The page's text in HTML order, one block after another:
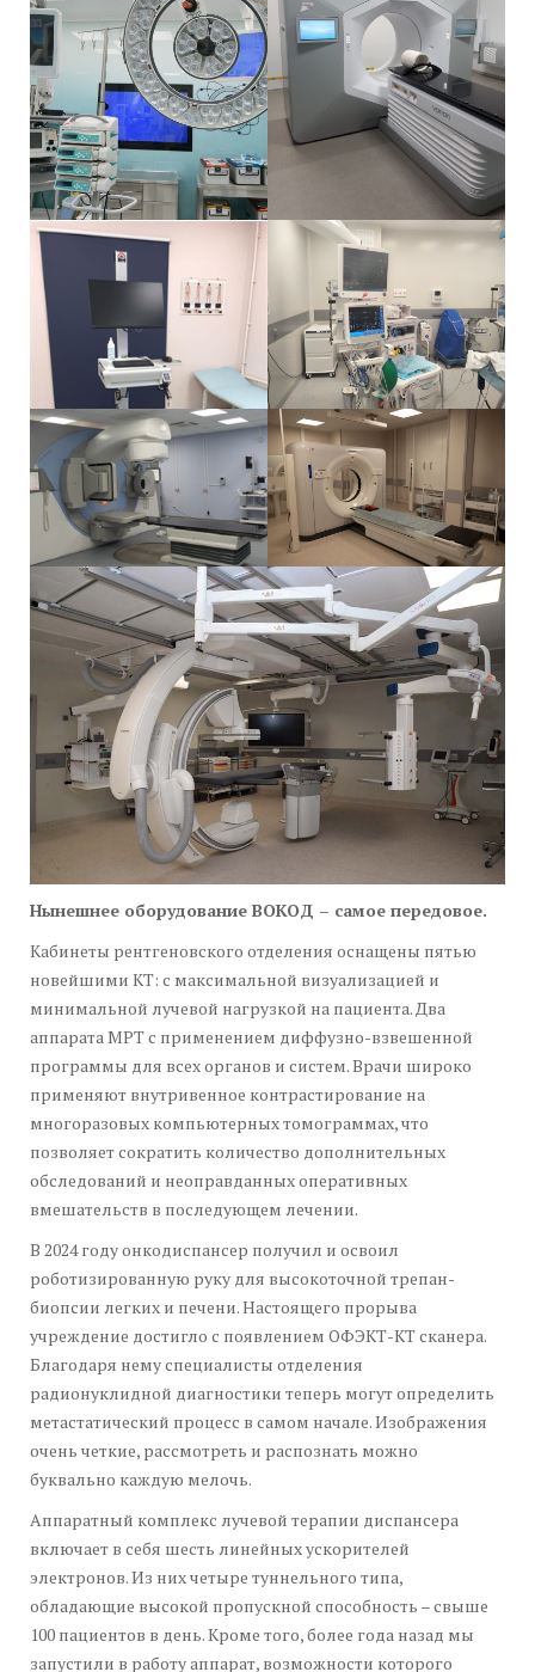
Нынешнее оборудование ВОКОД – самое передовое.
Кабинеты рентгеновского отделения оснащены пятью
новейшими КТ: с максимальной визуализацией и
минимальной лучевой нагрузкой на пациента. Два
аппарата МРТ с применением диффузно-взвешенной
программы для всех органов и систем. Врачи широко
применяют внутривенное контрастирование на
многоразовых компьютерных томограммах, что
позволяет сократить количество дополнительных
обследований и неоправданных оперативных
вмешательств в последующем лечении.
В 2024 году онкодиспансер получил и освоил
роботизированную руку для высокоточной трепан-
биопсии легких и печени. Настоящего прорыва
учреждение достигло с появлением ОФЭКТ-КТ сканера.
Благодаря нему специалисты отделения
радионуклидной диагностики теперь могут определить
метастатический процесс в самом начале. Изображения
очень четкие, рассмотреть и распознать можно
буквально каждую мелочь.
Аппаратный комплекс лучевой терапии диспансера
включает в себя шесть линейных ускорителей
электронов. Из них четыре туннельного типа,
обладающие высокой пропускной способность – свыше
100 пациентов в день. Кроме того, более года назад мы
запустили в работу аппарат, возможности которого